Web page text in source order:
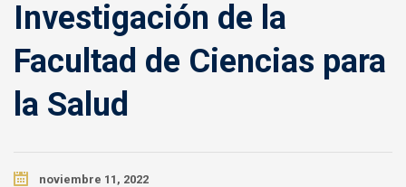
Investigación de la
Facultad de Ciencias para
la Salud
noviembre 11, 2022